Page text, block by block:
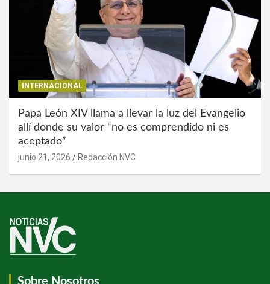
INTERNACIONAL
Papa León XIV llama a llevar la luz del Evangelio
allí donde su valor “no es comprendido ni es
aceptado”
junio 21, 2026 Redacción NVC